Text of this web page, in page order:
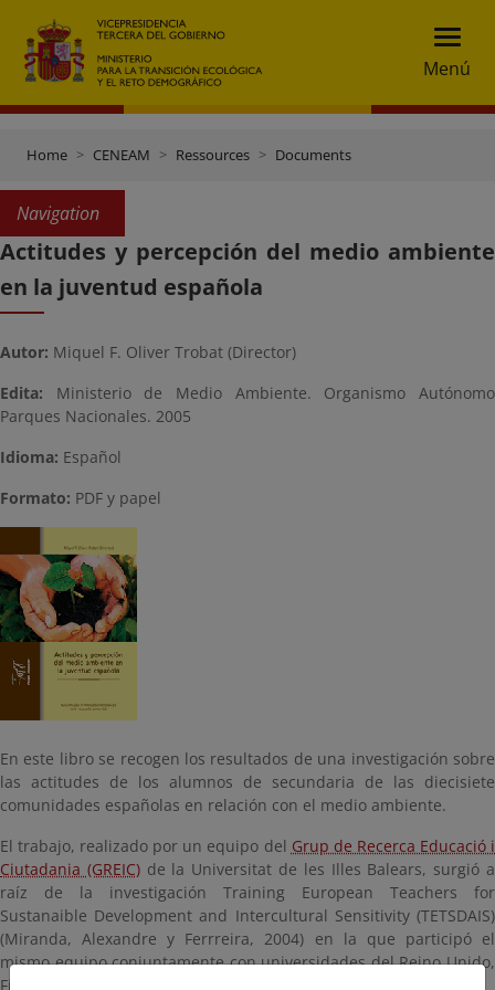
Menú
Home CENEAM Ressources Documents
Navigation
Actitudes y percepción del medio ambiente
en la juventud española
Autor: Miquel F. Oliver Trobat (Director)
Edita: Ministerio de Medio Ambiente. Organismo Autónomo
Parques Nacionales. 2005
Idioma: Español
Formato: PDF y papel
En este libro se recogen los resultados de una investigación sobre
las actitudes de los alumnos de secundaria de las diecisiete
comunidades españolas en relación con el medio ambiente.
El trabajo, realizado por un equipo del Grup de Recerca Educació i
Ciutadania (GREIC)de la Universitat de les Illes Balears, surgió a
raíz de la investigación Training European Teachers for
Sustanaible Development and Intercultural Sensitivity (TETSDAIS)
(Miranda, Alexandre y Ferrreira, 2004) en la que participó el
mismo equipo conjuntamente con universidades del Reino Unido,
Finlandia y Portugal.